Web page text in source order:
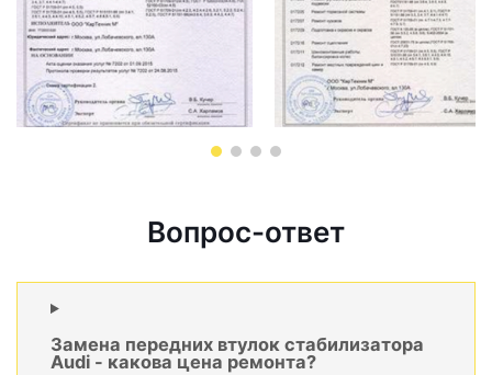
Вопрос-ответ
Замена передних втулок стабилизатора
Audi - какова цена ремонта?